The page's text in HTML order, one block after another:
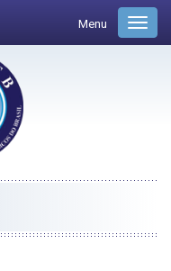
Menu